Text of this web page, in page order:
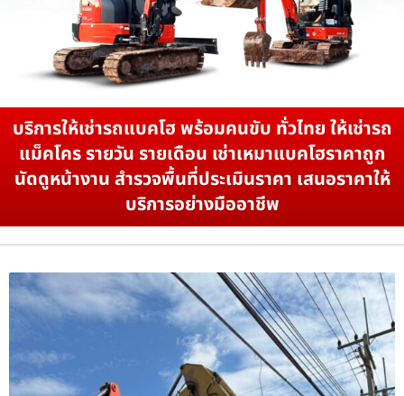
บริการให้เช่ารถแบคโฮ พร้อมคนขับ ทั่วไทย ให้เช่ารถ
แม็คโคร รายวัน รายเดือน เช่าเหมาแบคโฮราคาถูก
นัดดูหน้างาน สำรวจพื้นที่ประเมินราคา เสนอราคาให้
บริการอย่างมืออาชีพ